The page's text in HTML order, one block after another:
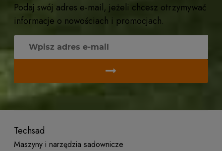
Podaj swój adres e-mail, jeżeli chcesz otrzymywać
informacje o nowościach i promocjach.
Techsad
Maszyny i narzędzia sadownicze